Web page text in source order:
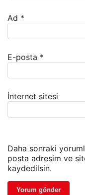
Ad *
E-posta *
İnternet sitesi
Daha sonraki
posta adresim ve
kaydedilsin.